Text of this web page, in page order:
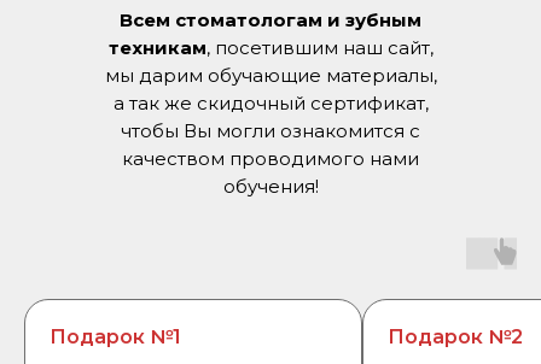
Всем стоматологам и зубным
техникам, посетившим наш сайт,
мы дарим обучающие материалы,
а так же скидочный сертификат,
чтобы Вы могли ознакомится с
качеством проводимого нами
обучения!
Подарок №1 Подарок №2